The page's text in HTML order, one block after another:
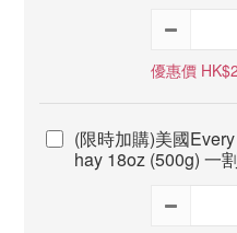
優惠價
(限時加購)美國
hay 18oz (500g) 一